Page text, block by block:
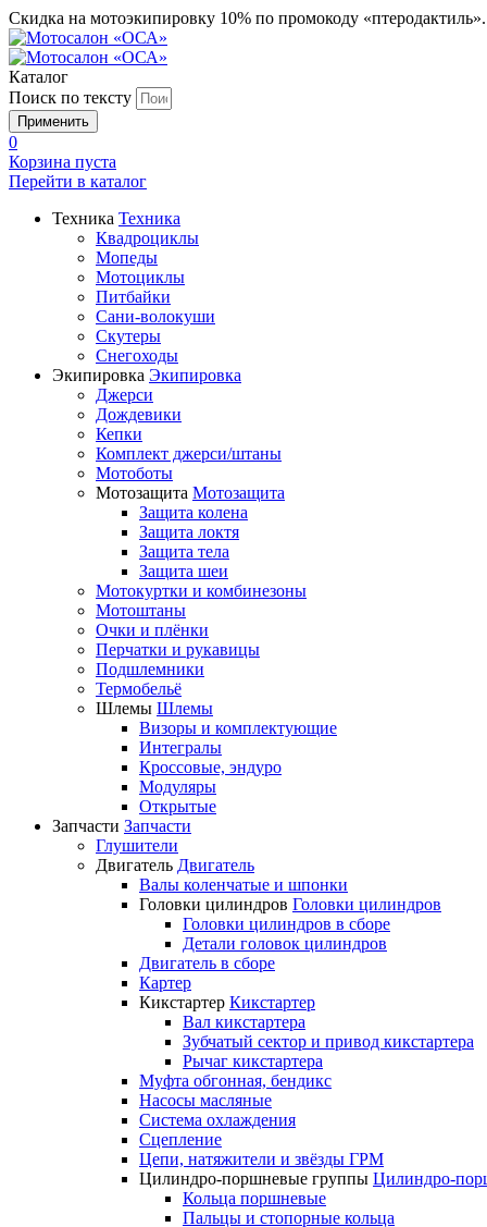
Скидка на мотоэкипировку 10% по промокоду
Каталог
Поиск по тексту
0
Корзина пуста
Перейти в каталог
Техника Техника
Квадроциклы
Мопеды
Мотоциклы
Питбайки
Сани-волокуши
Скутеры
Снегоходы
Экипировка Экипировка
Джерси
Дождевики
Кепки
Комплект джерси/штаны
Мотоботы
Мотозащита Мотозащита
Защита колена
Защита локтя
Защита тела
Защита шеи
Мотокуртки и комбинезоны
Мотоштаны
Очки и плёнки
Перчатки и рукавицы
Подшлемники
Термобельё
Шлемы Шлемы
Визоры и комплектующие
Интегралы
Кроссовые, эндуро
Модуляры
Открытые
Запчасти Запчасти
Глушители
Двигатель Двигатель
Валы коленчатые и шпонки
Головки цилиндров Головки цилиндров
Головки цилиндров в сборе
Детали головок цилиндров
Двигатель в сборе
Картер
Кикстартер Кикстартер
Вал кикстартера
Зубчатый сектор и привод кикстартера
Рычаг кикстартера
Муфта обгонная, бендикс
Насосы масляные
Система охлаждения
Сцепление
Цепи, натяжители и звёзды ГРМ
Цилиндро-поршневые группы Цилиндро-
Кольца поршневые
Пальцы и стопорные кольца